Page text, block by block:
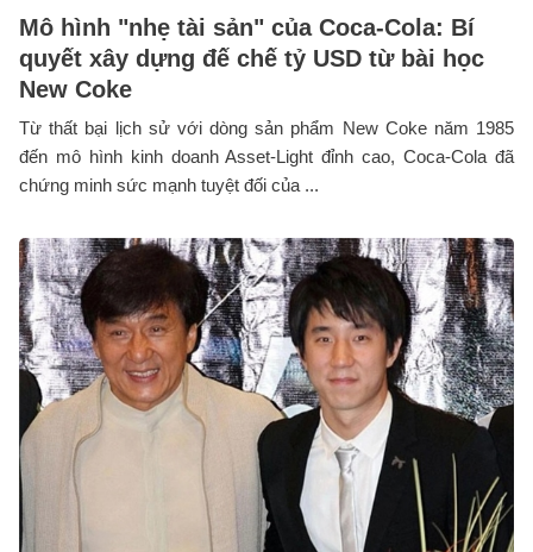
Mô hình "nhẹ tài sản" của Coca-Cola: Bí
quyết xây dựng đế chế tỷ USD từ bài học
New Coke
Từ thất bại lịch sử với dòng sản phẩm New Coke năm 1985
đến mô hình kinh doanh Asset-Light đỉnh cao, Coca-Cola đã
chứng minh sức mạnh tuyệt đối của ...